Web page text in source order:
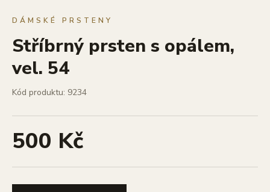
DÁMSKÉ PRSTENY
Stříbrný prsten s opálem,
vel. 54
Kód produktu: 9234
500 Kč